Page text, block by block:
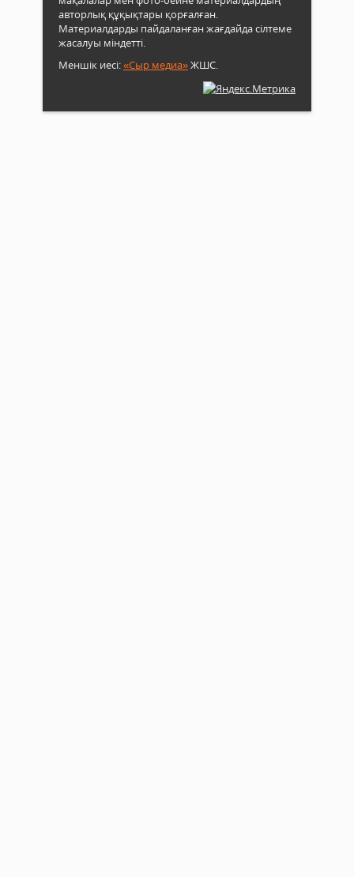
авторлық құқықтары қорғалған.
Материалдарды пайдаланған жағдайда сілтеме
жасалуы міндетті.
Меншік иесі:«Сыр медиа»ЖШС.